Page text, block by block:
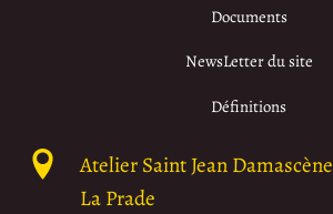
Documents
NewsLetter du site
Définitions
Atelier Saint Jean Damascène
La Prade